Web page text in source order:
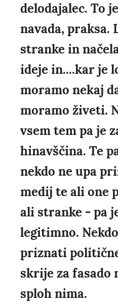
delodajalec. To
navada, praksa.
stranke in
ideje in....kar je
moramo nekaj
moramo živeti.
vsem tem pa je
hinavščina. Te
nekdo ne upa
medij te ali one
ali stranke - pa
legitimno.
priznati
skrije za fasado
sploh nima.